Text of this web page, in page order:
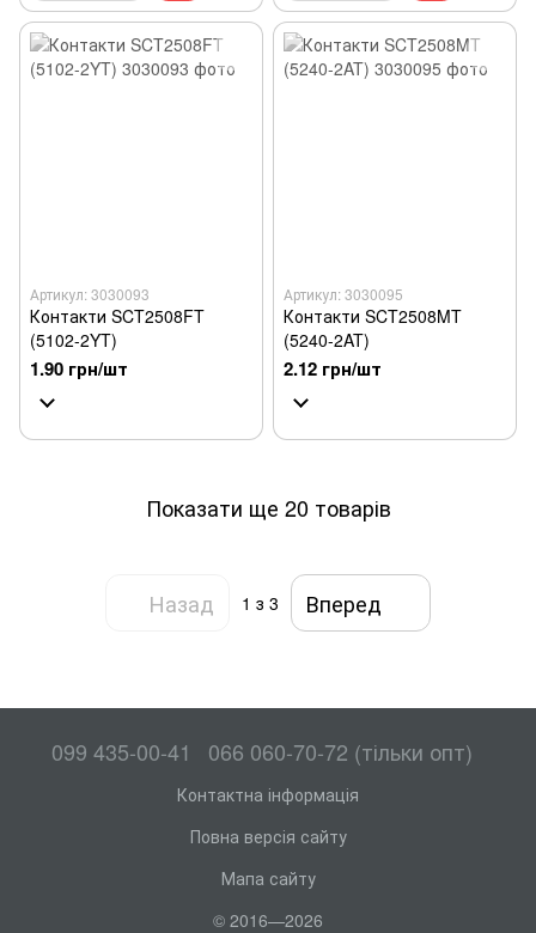
Артикул: 3030093
Контакти SCT2508FT
(5102-2YT)
1.90 грн/шт
Артикул: 3030095
Контакти SCT2508MT
(5240-2AT)
2.12 грн/шт
Показати ще 20 товарів
Назад 1 з 3 Вперед
099 435-00-41 066 060-70-72 (тільки опт)
Контактна інформація
Повна версія сайту
Мапа сайту
© 2016—2026